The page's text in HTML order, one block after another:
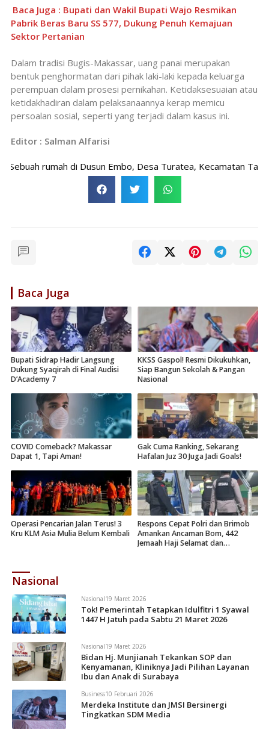
Baca Juga : Bupati dan Wakil Bupati Wajo Resmikan
Pabrik Beras Baru SS 577, Dukung Penuh Kemajuan
Sektor Pertanian
Dalam tradisi Bugis-Makassar, uang panai merupakan
bentuk penghormatan dari pihak laki-laki kepada keluarga
perempuan dalam prosesi pernikahan. Ketidaksesuaian atau
ketidakhadiran dalam pelaksanaannya kerap memicu
persoalan sosial, seperti yang terjadi dalam kasus ini.
Editor : Salman Alfarisi
rumah di Dusun Embo, Desa Turatea, Kecamatan
Baca Juga
Bupati Sidrap Hadir Langsung
Dukung Syaqirah di Final Audisi
D’Academy 7
KKSS Gaspol! Resmi Dikukuhkan,
Siap Bangun Sekolah & Pangan
Nasional
COVID Comeback? Makassar
Dapat 1, Tapi Aman!
Gak Cuma Ranking, Sekarang
Hafalan Juz 30 Juga Jadi Goals!
Operasi Pencarian Jalan Terus! 3
Kru KLM Asia Mulia Belum Kembali
Respons Cepat Polri dan Brimob
Amankan Ancaman Bom, 442
Jemaah Haji Selamat dan
Nasional
Nasional19 Maret 2026
Tok! Pemerintah Tetapkan Idulfitri 1 Syawal
1447 H Jatuh pada Sabtu 21 Maret 2026
Nasional19 Maret 2026
Bidan Hj. Munjianah Tekankan SOP dan
Kenyamanan, Kliniknya Jadi Pilihan Layanan
Ibu dan Anak di Surabaya
Business10 Februari 2026
Merdeka Institute dan JMSI Bersinergi
Tingkatkan SDM Media